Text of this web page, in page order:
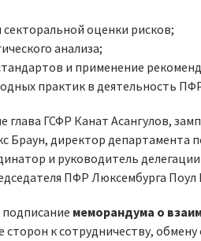
оценки рисков;
анализа;
и применение
практик в деятельность
глава ГСФР Канат Асангулов,
Браун, директор
и руководитель
ПФР Люксембурга Поул
меморандума о
сторон к сотрудничеству,